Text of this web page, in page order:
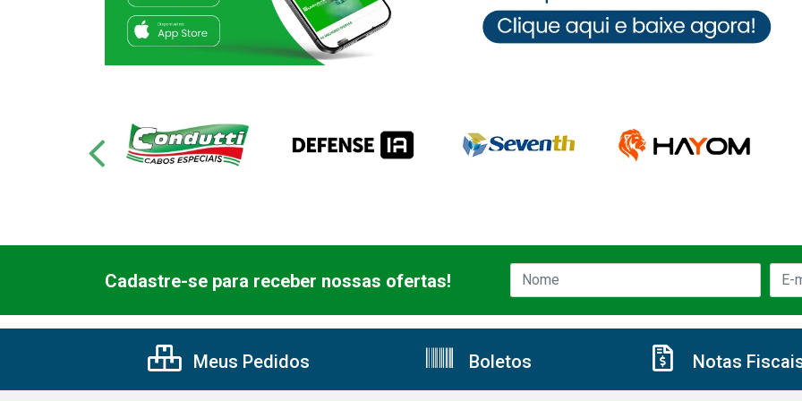
Cadastre-se para receber nossas ofertas!
Meus Pedidos Boletos Notas